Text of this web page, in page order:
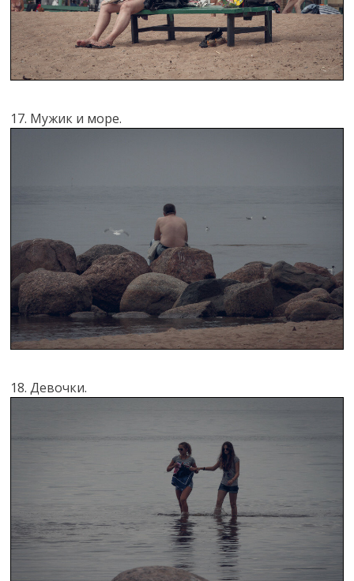
17. Мужик и море.
18. Девочки.